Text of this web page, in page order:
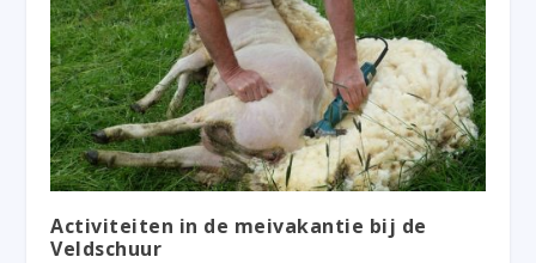
Activiteiten in de meivakantie bij de
Veldschuur